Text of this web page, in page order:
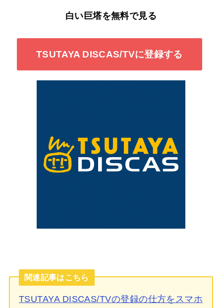
白い巨塔を無料で見る
TSUTAYA DISCAS/TVに登録する
関連記事はこちら
TSUTAYA DISCAS/TVの登録の仕方をスマホ